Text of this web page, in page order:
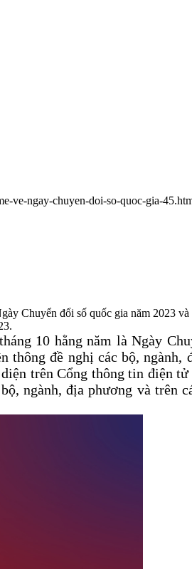
ve-ngay-chuyen-doi-so-quoc-gia-
Chuyển đổi số quốc gia năm 2023
10 hằng năm là Ngày
đề nghị các bộ, ngành,
trên Cổng thông tin điện
ngành, địa phương và trên